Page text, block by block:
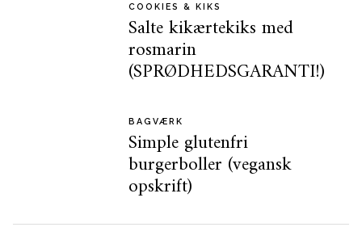
COOKIES & KIKS
Salte kikærtekiks med
rosmarin
(SPRØDHEDSGARANTI!)
BAGVÆRK
Simple glutenfri
burgerboller (vegansk
opskrift)